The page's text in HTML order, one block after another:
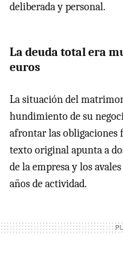
deliberada y personal.
La deuda total era
euros
La situación del
hundimiento de su
afrontar las obligaciones
texto original apunta a
de la empresa y los
años de actividad.